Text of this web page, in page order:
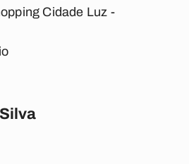
Cidade Luz -